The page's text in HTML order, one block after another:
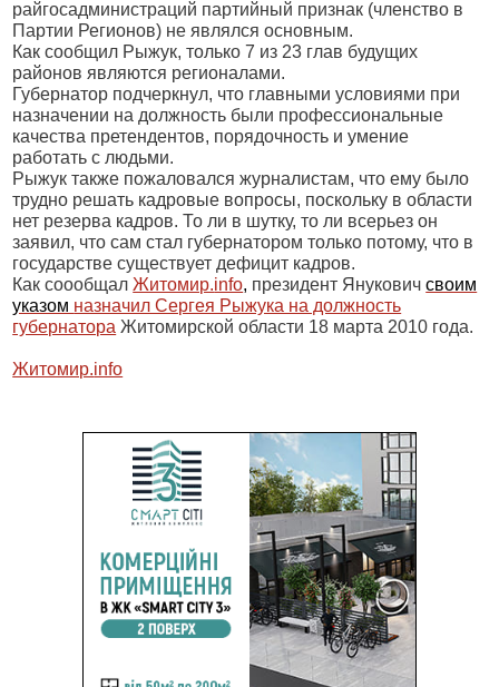
райгосадминистраций партийный признак (членство в
Партии Регионов) не являлся основным.
Как сообщил Рыжук, только 7 из 23 глав будущих
районов являются регионалами.
Губернатор подчеркнул, что главными условиями при
назначении на должность были профессиональные
качества претендентов, порядочность и умение
работать с людьми.
Рыжук также пожаловался журналистам, что ему было
трудно решать кадровые вопросы, поскольку в области
нет резерва кадров. То ли в шутку, то ли всерьез он
заявил, что сам стал губернатором только потому, что в
государстве существует дефицит кадров.
Как соообщалЖитомир.info, президент Януковичсвоим
указом назначил Сергея Рыжука на должность
губернатора Житомирской области 18 марта 2010 года.
Житомир.info